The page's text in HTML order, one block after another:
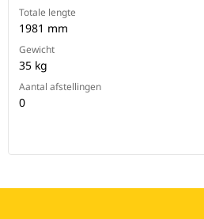
Totale lengte
1981 mm
Gewicht
35 kg
Aantal afstellingen
0